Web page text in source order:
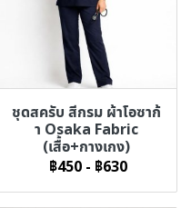
ชุดสครับ สีกรม ผ้าโอซาก้
า Osaka Fabric
(เสื้อ+กางเกง)
฿450 - ฿630